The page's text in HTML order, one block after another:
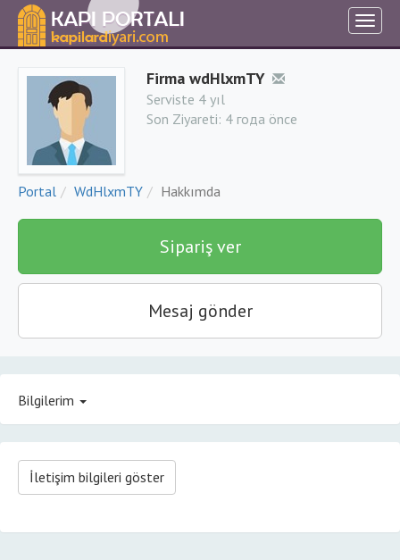
Firma wdHlxmTY
Serviste 4 yıl
Son Ziyareti: 4 года önce
Portal WdHlxmTY Hakkımda
Sipariş ver
Mesaj gönder
Bilgilerim
İletişim bilgileri göster